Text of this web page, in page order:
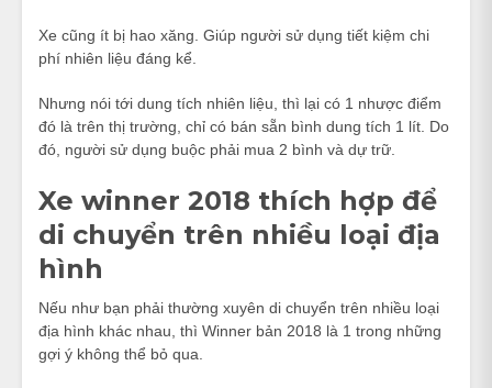
Xe cũng ít bị hao xăng. Giúp người sử dụng tiết kiệm chi
phí nhiên liệu đáng kể.
Nhưng nói tới dung tích nhiên liệu, thì lại có 1 nhược điểm
đó là trên thị trường, chỉ có bán sẵn bình dung tích 1 lít. Do
đó, người sử dụng buộc phải mua 2 bình và dự trữ.
Xe winner 2018 thích hợp để
di chuyển trên nhiều loại địa
hình
Nếu như bạn phải thường xuyên di chuyển trên nhiều loại
địa hình khác nhau, thì Winner bản 2018 là 1 trong những
gợi ý không thể bỏ qua.